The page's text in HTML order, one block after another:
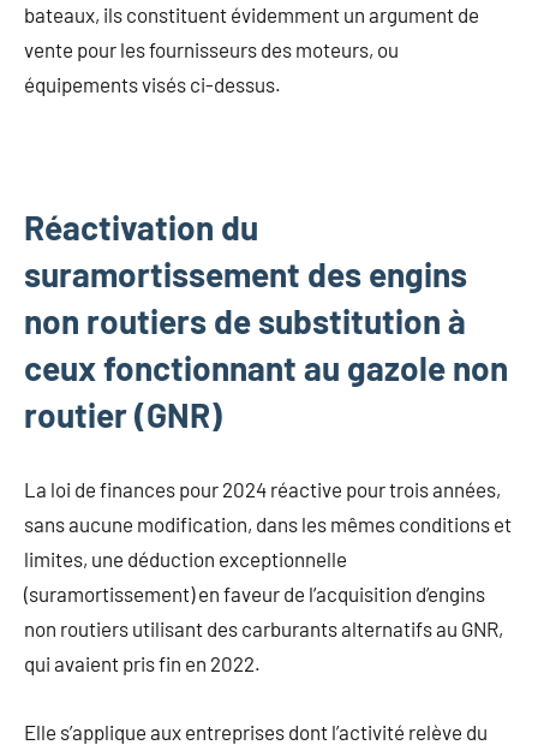
bateaux, ils constituent évidemment un argument de
vente pour les fournisseurs des moteurs, ou
équipements visés ci-dessus.
Réactivation du
suramortissement des engins
non routiers de substitution à
ceux fonctionnant au gazole non
routier (GNR)
La loi de finances pour 2024 réactive pour trois années,
sans aucune modification, dans les mêmes conditions et
limites, une déduction exceptionnelle
(suramortissement) en faveur de l’acquisition d’engins
non routiers utilisant des carburants alternatifs au GNR,
qui avaient pris fin en 2022.
Elle s’applique aux entreprises dont l’activité relève du